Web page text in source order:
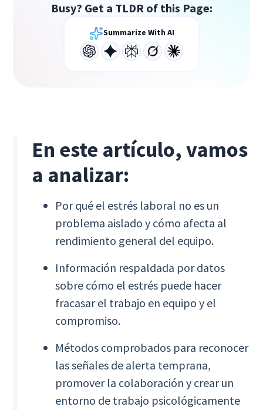
Busy? Get a TLDR of this Page:
Summarize With AI
En este artículo, vamos
a analizar:
Por qué el estrés laboral no es un
problema aislado y cómo afecta al
rendimiento general del equipo.
Información respaldada por datos
sobre cómo el estrés puede hacer
fracasar el trabajo en equipo y el
compromiso.
Métodos comprobados para reconocer
las señales de alerta temprana,
promover la colaboración y crear un
entorno de trabajo psicológicamente